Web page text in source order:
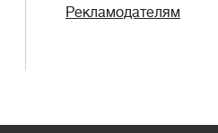
Рекламодателям